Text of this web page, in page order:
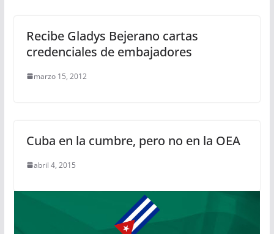
Recibe Gladys Bejerano cartas
credenciales de embajadores
marzo 15, 2012
Cuba en la cumbre, pero no en la OEA
abril 4, 2015